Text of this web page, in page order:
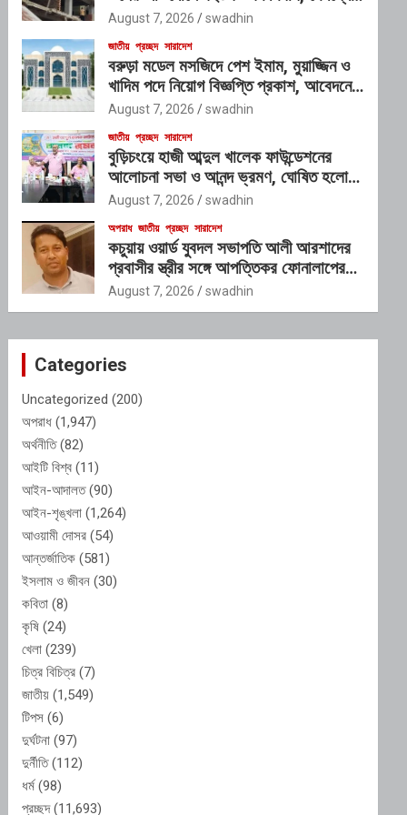
প্রভাবশালী চক্রের যোগসাজশের প্রশ্ন
August 7, 2026 swadhin
জাতীয় প্রচ্ছদ সারাদেশ
বরুড়া মডেল মসজিদে পেশ ইমাম, মুয়াজ্জিন ও
খাদিম পদে নিয়োগ বিজ্ঞপ্তি প্রকাশ, আবেদনের
শেষ সময় ১০ আগস্ট
August 7, 2026 swadhin
জাতীয় প্রচ্ছদ সারাদেশ
বুড়িচংয়ে হাজী আব্দুল খালেক ফাউন্ডেশনের
আলোচনা সভা ও আনন্দ ভ্রমণ, ঘোষিত হলো
নতুন কার্যনির্বাহী কমিটি
August 7, 2026 swadhin
অপরাধ জাতীয় প্রচ্ছদ সারাদেশ
কচুয়ায় ওয়ার্ড যুবদল সভাপতি আলী আরশাদের
প্রবাসীর স্ত্রীর সঙ্গে আপত্তিকর ফোনালাপের
অডিও ভাইরাল; শাস্তির দাবি এলাকাবাসীর
August 7, 2026 swadhin
Categories
Uncategorized (200)
অপরাধ (1,947)
অর্থনীতি(82)
আইটি বিশ্ব (11)
আইন-আদালত(90)
আইন-শৃঙ্খলা (1,264)
আওয়ামী দোসর (54)
আন্তর্জাতিক (581)
ইসলাম ও জীবন (30)
কবিতা (8)
কৃষি (24)
খেলা (239)
চিত্র বিচিত্র (7)
জাতীয় (1,549)
টিপস (6)
দুর্ঘটনা (97)
দুর্নীতি(112)
ধর্ম(98)
প্রচ্ছদ(11,693)